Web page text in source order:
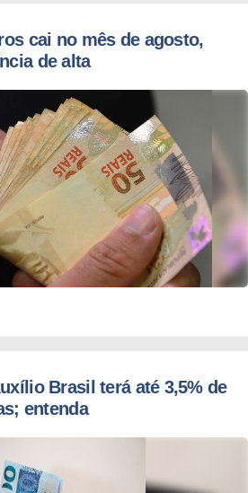
cai no mês de agosto,
de alta
Brasil terá até 3,5% de
entenda